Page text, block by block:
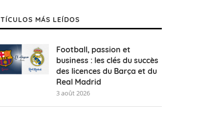
MÁS LEÍDOS
Football, passion et
business : les clés du succès
des licences du Barça et du
Real Madrid
3 août 2026